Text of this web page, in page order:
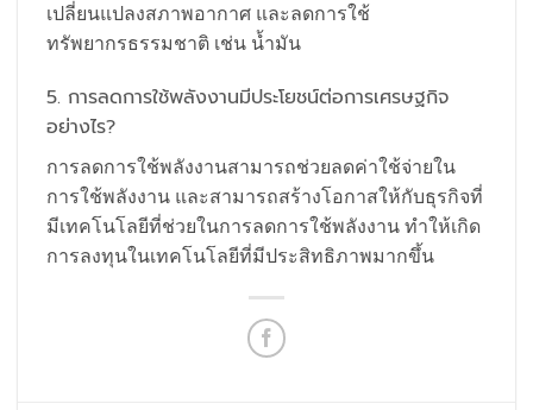
เปลี่ยนแปลงสภาพอากาศ และลดการใช้
ทรัพยากรธรรมชาติ เช่น น้ำมัน
5. การลดการใช้พลังงานมีประโยชน์ต่อการเศรษฐกิจ
อย่างไร?
การลดการใช้พลังงานสามารถช่วยลดค่าใช้จ่ายใน
การใช้พลังงาน และสามารถสร้างโอกาสให้กับธุรกิจที่
มีเทคโนโลยีที่ช่วยในการลดการใช้พลังงาน ทำให้เกิด
การลงทุนในเทคโนโลยีที่มีประสิทธิภาพมากขึ้น